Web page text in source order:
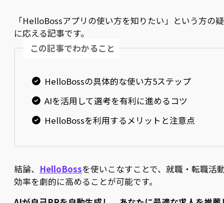
「HelloBossアプリの使い方を知りたい」という方の
に応える記事です。
この記事でわかること
HelloBossの具体的な使い方5ステップ
AIを活用して選考を有利に進めるコツ
HelloBossを利用するメリットと注意点
結論、 HelloBossを使いこなすことで、就職・転職活
効率を劇的に高めることが可能です。